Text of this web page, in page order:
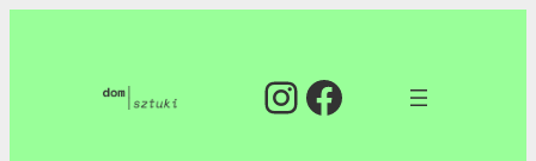
InstagramFacebook